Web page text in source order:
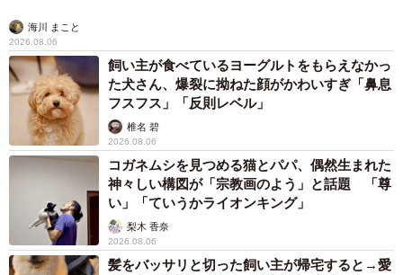
海川 まこと
2026.08.06
飼い主が食べているヨーグルトをもらえなかっ
た犬さん、爆裂に拗ねた顔がかわいすぎ「鼻息
フスフス」「反則レベル」
椎名 碧
2026.08.06
コガネムシを見つめる猫とパパ、偶然生まれた
神々しい構図が「宗教画のよう」と話題 「尊
い」「ていうかライオンキング」
梨木 香奈
2026.08.06
髪をバッサリと切った飼い主が帰宅すると→愛